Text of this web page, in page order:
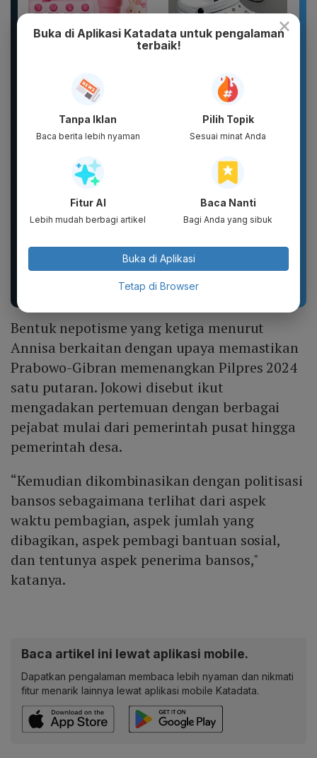
Lucu Vacuum Flask
Stainless TUMBLER
900ML Coffee...
sandal pria terbaru.
Motif kartun berpendar.
Sandal Baim unisex
yang stylish, terbuat
dari bahan karet dan
KJ - Glad2Glow Bright
Body Serum Series
Bentuk nepotisme yang ketiga menurut
Annisa berkaitan dengan upaya memastikan
Prabowo-Gibran memenangkan Pilpres 2024
satu putaran. Jokowi disebut ikut
mengadakan pertemuan dengan berbagai
pejabat mulai dari pemerintah pusat hingga
pemerintah desa.
“Kemudian dikombinasikan dengan politisasi
bansos sebagaimana terlihat dari aspek
waktu pembagian, aspek jumlah yang
dibagikan, aspek pembagi bantuan sosial,
dan tentunya aspek penerima bansos,"
katanya.
Baca artikel ini lewat aplikasi mobile.
Dapatkan pengalaman membaca lebih nyaman dan nikmati
fitur menarik lainnya lewat aplikasi mobile Katadata.
×
Buka di Aplikasi Katadata untuk pengalaman
terbaik!
Tanpa Iklan
Baca berita lebih nyaman
Pilih Topik
Sesuai minat Anda
Fitur AI
Lebih mudah berbagi artikel
Baca Nanti
Bagi Anda yang sibuk
Buka di Aplikasi
Tetap di Browser